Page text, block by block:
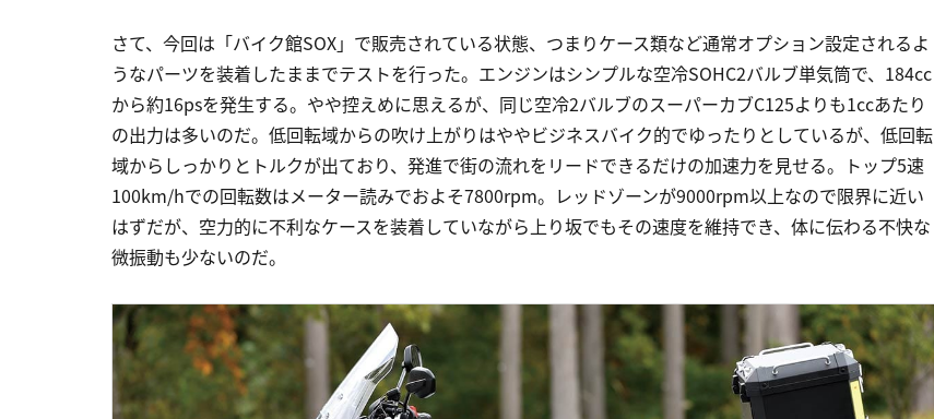
さて、今回は「バイク館SOX」で販売されている状態、つまりケース類など通常オプション設定されるよ
うなパーツを装着したままでテストを行った。エンジンはシンプルな空冷SOHC2バルブ単気筒で、184cc
から約16psを発生する。やや控えめに思えるが、同じ空冷2バルブのスーパーカブC125よりも1ccあたり
の出力は多いのだ。低回転域からの吹け上がりはややビジネスバイク的でゆったりとしているが、低回転
域からしっかりとトルクが出ており、発進で街の流れをリードできるだけの加速力を見せる。トップ5速
100km/hでの回転数はメーター読みでおよそ7800rpm。レッドゾーンが9000rpm以上なので限界に近い
はずだが、空力的に不利なケースを装着していながら上り坂でもその速度を維持でき、体に伝わる不快な
微振動も少ないのだ。